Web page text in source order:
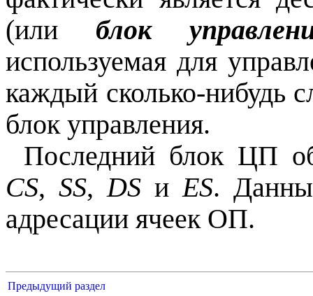
(или блок
используемая для
каждый сколько-нибудь
блок управления.
Последний блок ЦП
CS, SS, DS и ES.
адресации ячеек ОП.
Предыдущий раздел